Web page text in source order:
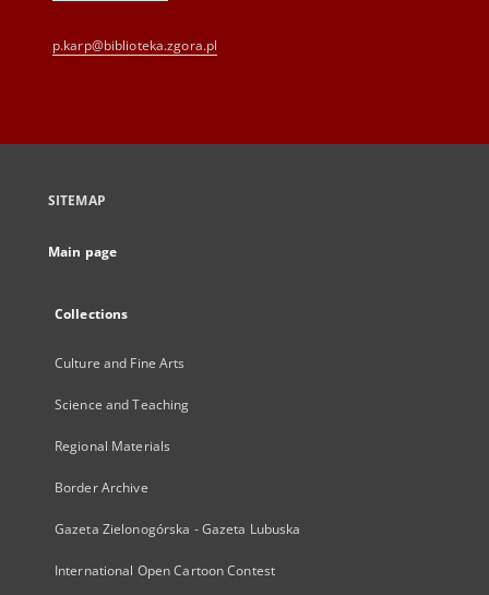
p.karp@biblioteka.zgora.pl
SITEMAP
Main page
Collections
Culture and Fine Arts
Science and Teaching
Regional Materials
Border Archive
Gazeta Zielonogórska - Gazeta Lubuska
International Open Cartoon Contest